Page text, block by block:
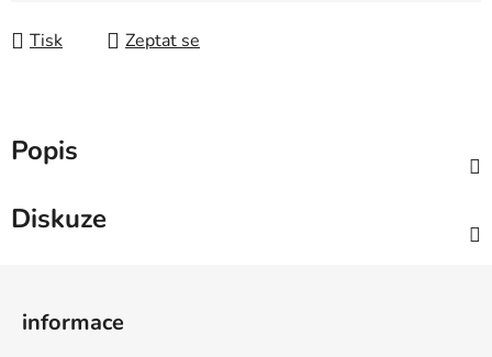
Tisk Zeptat se
Popis
Diskuze
informace